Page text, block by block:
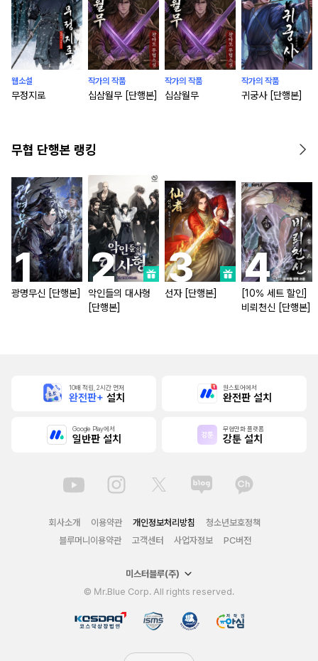
웹소설
무정지로
작가의 작품
십삼월무 [단행본]
작가의 작품
십삼월무
작가의 작품
귀궁사 [단행본]
무협 단행본 랭킹
광명무신 [단행본]
악인들의 대사형
[단행본]
선자 [단행본]
[10% 세트 할인]
비뢰천신 [단행본]
10배 적립, 2시간 먼저
완전판+ 설치
원스토어에서
완전판 설치
Google Play에서
일반판 설치
무협만화 플랫폼
강툰 설치
회사소개 이용약관 개인정보처리방침
청소년보호정책
블루머니이용약관
고객센터 사업자정보 PC버전
미스터블루(주)
© Mr.Blue Corp. All rights reserved.